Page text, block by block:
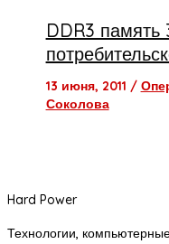
DDR3 память
13 июня, 2011 /
Соколова
Hard Power
Технологии,